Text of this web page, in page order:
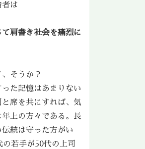
者は
て肩書き社会を痛烈に
そうか？
た記憶はあまりない
席を共にすれば、気
上の方々である。長
統は守った方がい
若手が50代の上司